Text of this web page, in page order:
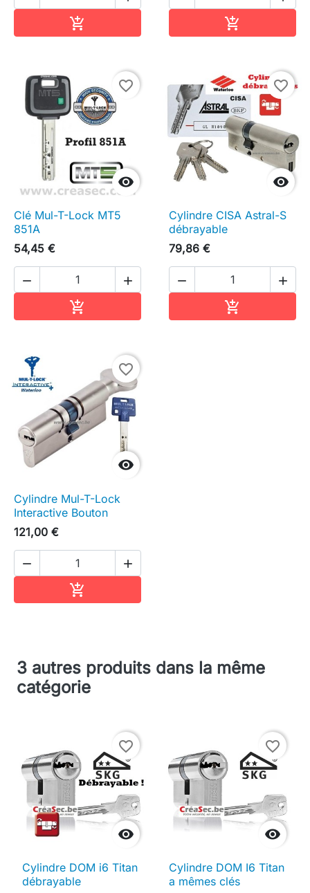
 

favorite_border
Clé Mul-T-Lock MT5
851A
54,45 €
 


favorite_border
Cylindre CISA Astral-S
débrayable
79,86 €
 


favorite_border
Cylindre Mul-T-Lock
Interactive Bouton
121,00 €
 

3 autres produits dans la même
catégorie

favorite_border
Cylindre DOM i6 Titan
débrayable

favorite_border
Cylindre DOM I6 Titan
a mêmes clés